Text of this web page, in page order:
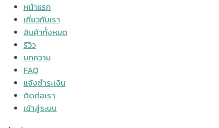
หน้าแรก
เกี่ยวกับเรา
สินค้าทั้งหมด
รีวิว
บทความ
FAQ
แจ้งชำระเงิน
ติดต่อเรา
เข้าสู่ระบบ